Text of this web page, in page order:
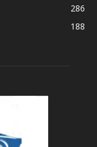
286
188